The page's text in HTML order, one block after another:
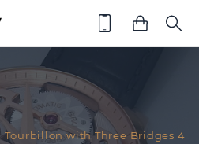
Tourbillon with Three Bridges 40